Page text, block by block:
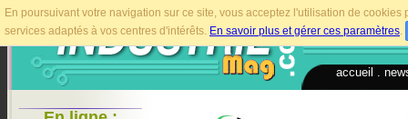
En poursuivant votre navigation sur ce site, vous acceptez l'utilisation de
services adaptés à vos centres d'intérêts. En savoir plus et gérer ces paramètres.
accueil